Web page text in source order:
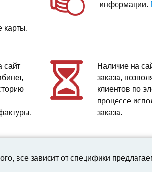
карты.
информации.
сайт
Наличие на
заказа,
клиентов по
процессе
заказа.
все зависит от специфики